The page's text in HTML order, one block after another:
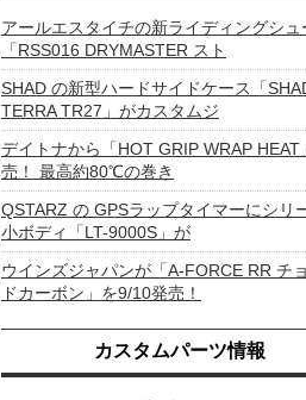
アールエスタイチの新ライディングシュ
「RSS016 DRYMASTER スト
SHAD の新型ハードサイドケース「
TERRA TR27」がカスタムジ
デイトナから「HOT GRIP WRAP HEAT
売！ 最高約80℃の巻き
QSTARZ の GPSラップタイマーにシリ
小ボディ「LT-9000S」が
ウインズジャパンが「A-FORCE RR チ
ドカーボン」を9/10発売！
カスタムパーツ情報